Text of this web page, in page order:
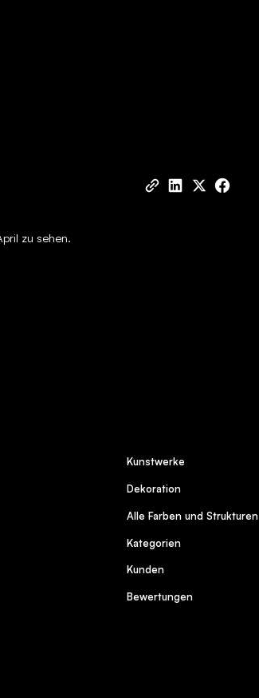
zu sehen.
Kunstwerke
Dekoration
Alle Farben und Strukturen
Kategorien
Kunden
Bewertungen